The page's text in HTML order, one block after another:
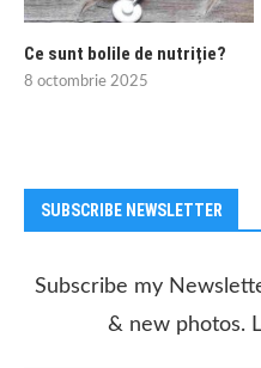
Ce sunt bolile de nutriție?
8 octombrie 2025
SUBSCRIBE NEWSLETTER
Subscribe my
& new photos.